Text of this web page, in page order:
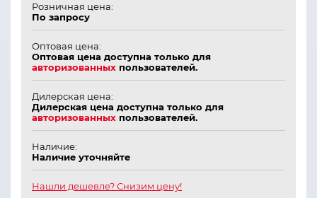
Розничная цена:
По запросу
Оптовая цена:
Оптовая цена доступна только для
авторизованных пользователей.
Дилерская цена:
Дилерская цена доступна только для
авторизованных пользователей.
Наличие:
Наличие уточняйте
Нашли дешевле? Снизим цену!